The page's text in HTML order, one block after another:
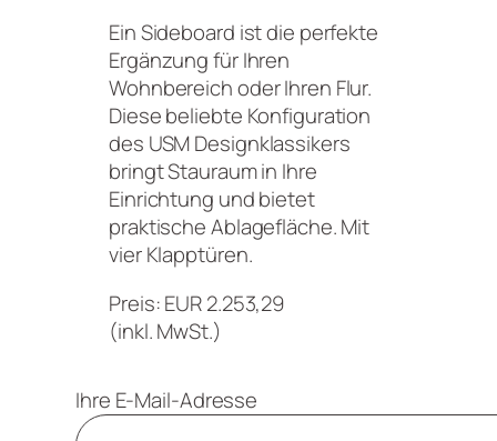
Ein Sideboard ist die perfekte
Ergänzung für Ihren
Wohnbereich oder Ihren Flur.
Diese beliebte Konfiguration
des USM Designklassikers
bringt Stauraum in Ihre
Einrichtung und bietet
praktische Ablagefläche. Mit
vier Klapptüren.
Preis: EUR 2.253,29
(inkl. MwSt.)
Ihre E-Mail-Adresse